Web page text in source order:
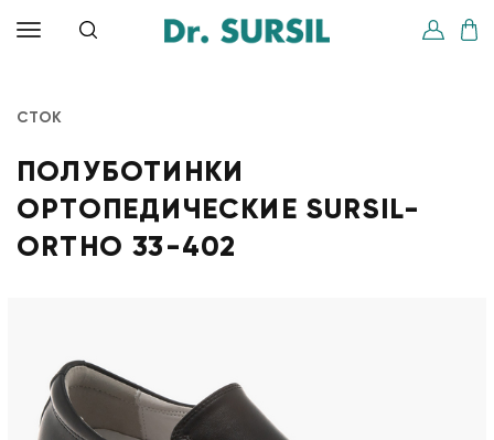
СТОК
ПОЛУБОТИНКИ
ОРТОПЕДИЧЕСКИЕ SURSIL-
ORTHO 33-402